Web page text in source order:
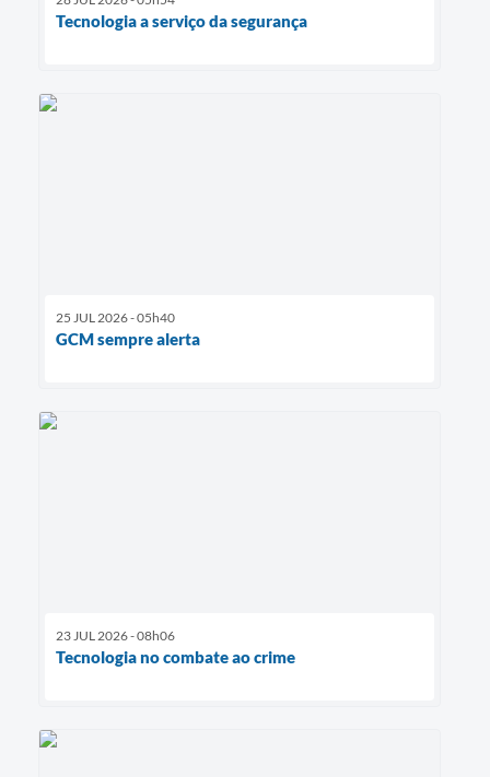
Tecnologia a serviço da segurança
25 JUL 2026 - 05h40
GCM sempre alerta
23 JUL 2026 - 08h06
Tecnologia no combate ao crime